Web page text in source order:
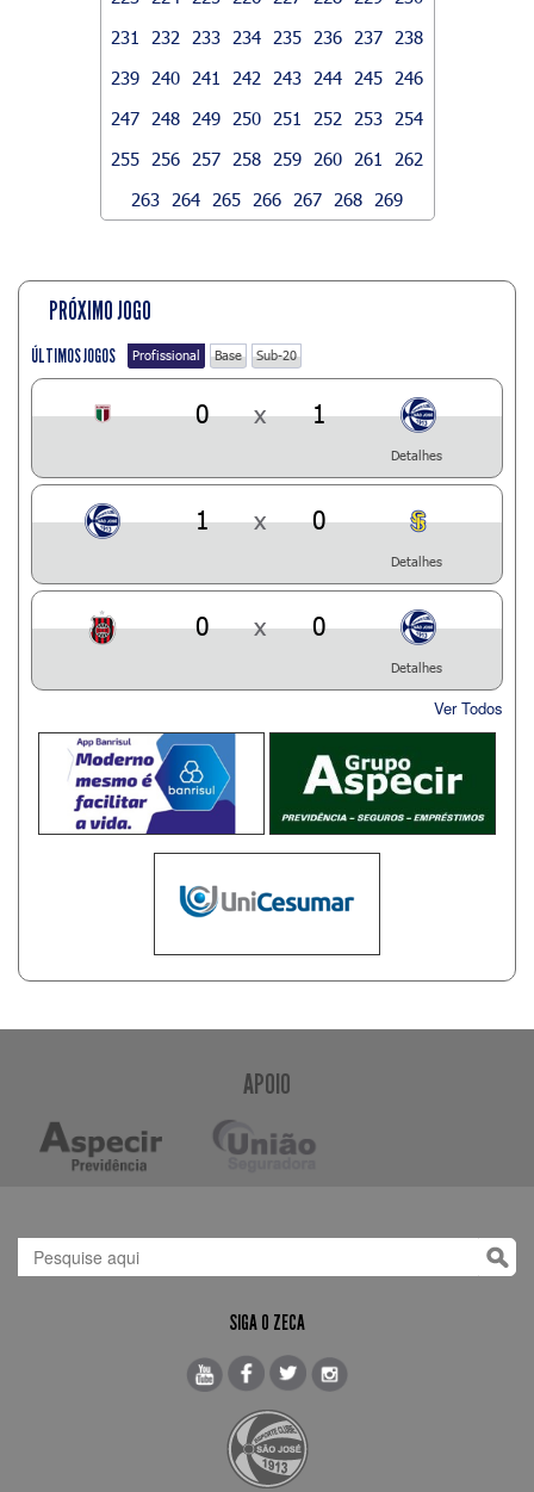
231
232 233 234 235 236 237
238
239
240 241 242 243 244 245
246
247
248 249 250 251 252 253
254
255
256 257 258 259 260 261
262
263
264 265 266 267 268 269
PRÓXIMO JOGO
ÚLTIMOS JOGOS Profissional Base Sub-20
0 x 1
Detalhes
1 x 0
Detalhes
0 x 0
Detalhes
Ver Todos
APOIO
SIGA O ZECA